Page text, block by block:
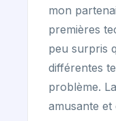
mon
premières
peu surpris
différentes
problème.
amusante et